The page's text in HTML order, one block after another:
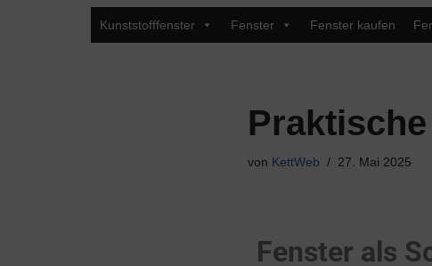
Kunststofffenster Fenster Fenster kaufen
von KettWeb 27. Mai 2025
Fenster als